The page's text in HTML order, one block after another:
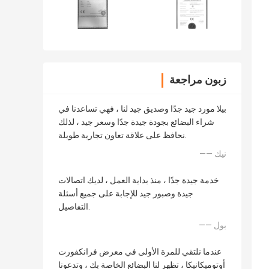
زبون مراجعة
بيلا مورد جيد جدًا وصديق جيد لنا ، فهي تساعدنا في
شراء البضائع بجودة جيدة جدًا وسعر جيد ، لذلك
نحافظ على علاقة تعاون تجارية طويلة.
—— نيك
خدمة جيدة جدًا ، منذ بداية العمل ، لديك اتصالات
جيدة وصبور جيد للإجابة على جميع أسئلة
التفاصيل.
—— بول
عندما نلتقي للمرة الأولى في معرض فرانكفورت
أوتوميكانيكا ، تظهر لنا البضائع الخاصة بك ، وتدعونا